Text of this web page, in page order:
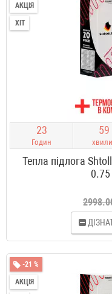
АКЦІЯ
ХІТ
23
Годин
59
Тепла підлога
-21 %
АКЦІЯ